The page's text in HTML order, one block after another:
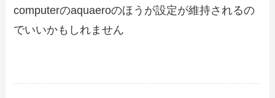
computerのaquaeroのほうが設定が維持されるの
でいいかもしれません